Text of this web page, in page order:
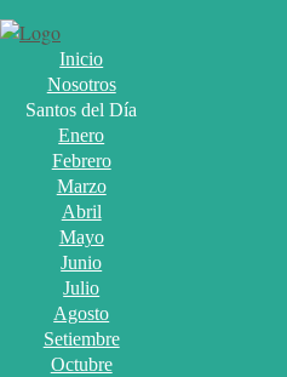
Inicio
Nosotros
Santos del Día
Enero
Febrero
Marzo
Abril
Mayo
Junio
Julio
Agosto
Setiembre
Octubre